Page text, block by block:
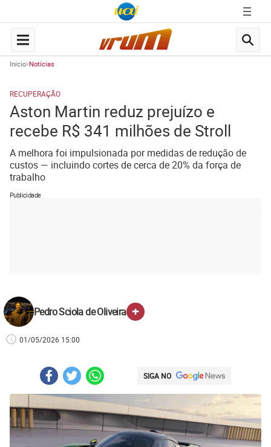
Início Notícias
RECUPERAÇÃO
Aston Martin reduz prejuízo e
recebe R$ 341 milhões de Stroll
A melhora foi impulsionada por medidas de redução de
custos — incluindo cortes de cerca de 20% da força de
trabalho
Publicidade
Pedro Sciola de Oliveira +
01/05/2026 15:00
SIGA NO